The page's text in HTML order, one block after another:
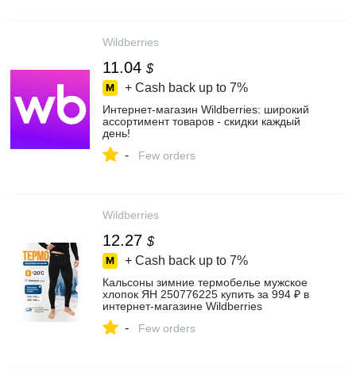
Wildberries
11.04 $
+ Cash back up to 7%
Интернет‑магазин Wildberries: широкий
ассортимент товаров - скидки каждый
день!
- Few orders
Wildberries
12.27 $
+ Cash back up to 7%
Кальсоны зимние термобелье мужское
хлопок ЯН 250776225 купить за 994 ₽ в
интернет‑магазине Wildberries
- Few orders